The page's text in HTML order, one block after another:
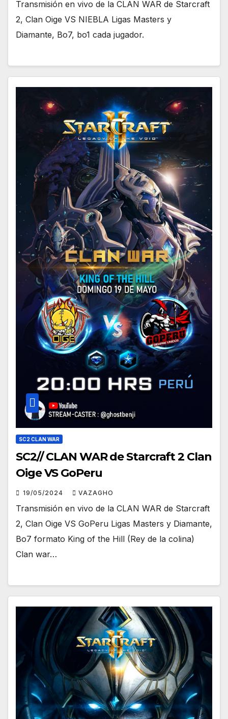
Transmisión en vivo de la CLAN WAR de Starcraft
2, Clan Oige VS NIEBLA Ligas Masters y
Diamante, Bo7, bo1 cada jugador.
SC2 CLAN WAR
SC2// CLAN WAR de Starcraft 2 Clan
Oige VS GoPeru
19/05/2024 VAZAGHO
Transmisión en vivo de la CLAN WAR de Starcraft
2, Clan Oige VS GoPeru Ligas Masters y Diamante,
Bo7 formato King of the Hill (Rey de la colina)
Clan war…